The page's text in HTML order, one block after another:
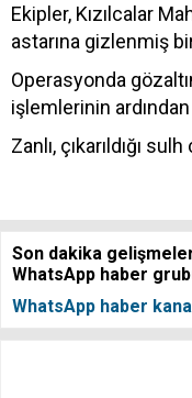
Ekipler, Kızılcalar
astarına gizlenmiş
Operasyonda
işlemlerinin
Zanlı, çıkarıldığı
Son dakika
WhatsApp haber
WhatsApp haber